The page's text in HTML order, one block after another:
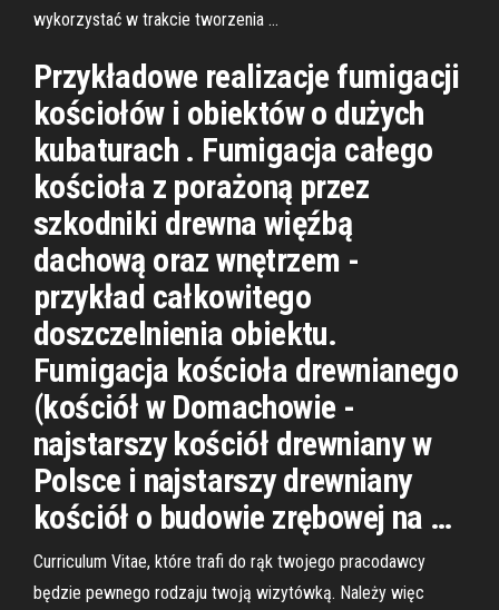
wykorzystać w trakcie tworzenia …
Przykładowe realizacje fumigacji
kościołów i obiektów o dużych
kubaturach . Fumigacja całego
kościoła z porażoną przez
szkodniki drewna więźbą
dachową oraz wnętrzem -
przykład całkowitego
doszczelnienia obiektu.
Fumigacja kościoła drewnianego
(kościół w Domachowie -
najstarszy kościół drewniany w
Polsce i najstarszy drewniany
kościół o budowie zrębowej na …
Curriculum Vitae, które trafi do rąk twojego pracodawcy
będzie pewnego rodzaju twoją wizytówką. Należy więc